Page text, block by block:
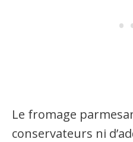
Le fromage
conservateurs ni